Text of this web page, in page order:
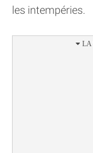
les intempéries.